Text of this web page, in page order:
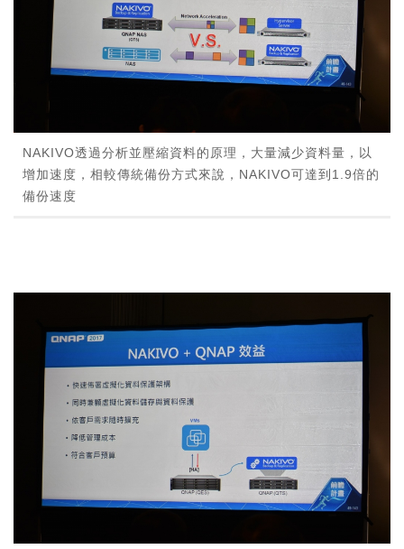
NAKIVO透過分析並壓縮資料的原理，大量減少資料量，以
增加速度，相較傳統備份方式來說，NAKIVO可達到1.9倍的
備份速度